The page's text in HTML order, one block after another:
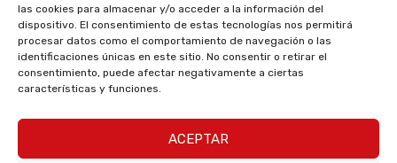
las cookies para almacenar y/o acceder a la información del
dispositivo. El consentimiento de estas tecnologías nos permitirá
procesar datos como el comportamiento de navegación o las
identificaciones únicas en este sitio. No consentir o retirar el
consentimiento, puede afectar negativamente a ciertas
características y funciones.
ACEPTAR